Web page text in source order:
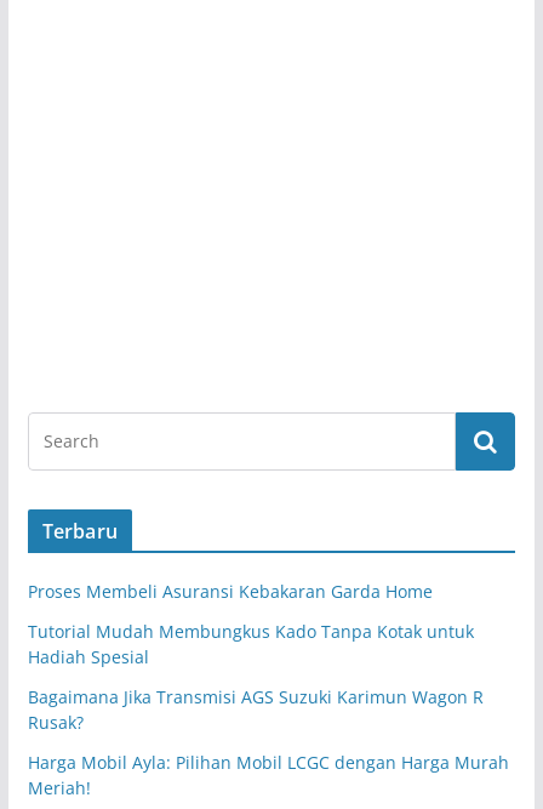
Terbaru
Proses Membeli Asuransi Kebakaran Garda Home
Tutorial Mudah Membungkus Kado Tanpa Kotak untuk
Hadiah Spesial
Bagaimana Jika Transmisi AGS Suzuki Karimun Wagon R
Rusak?
Harga Mobil Ayla: Pilihan Mobil LCGC dengan Harga Murah
Meriah!